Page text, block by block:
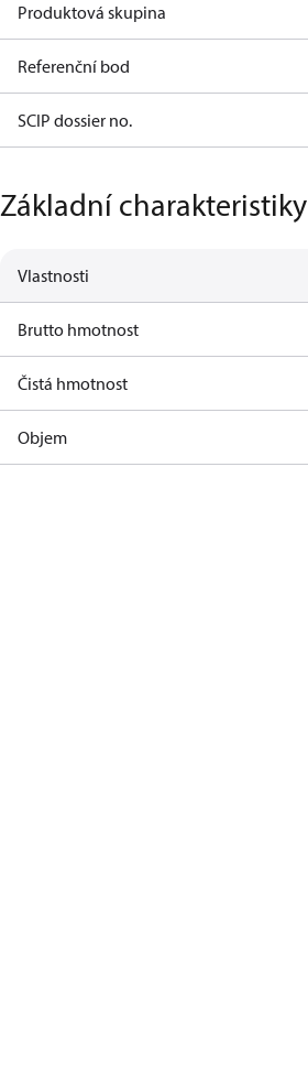
Produktová skupina
Referenční bod
SCIP dossier no.
Základní charakteristiky
Vlastnosti
Brutto hmotnost
Čistá hmotnost
Objem